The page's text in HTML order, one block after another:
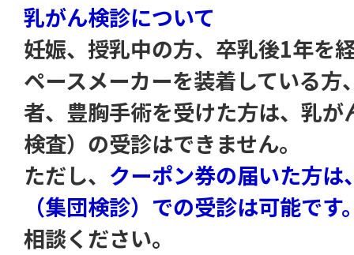
乳がん検診について
妊娠、授乳中の方、卒乳後1年を
ペースメーカーを装着している方
者、豊胸手術を受けた方は、乳が
検査）の受診はできません。
ただし、 クーポン券の届いた方
（集団検診）での受診は可能です
相談ください。